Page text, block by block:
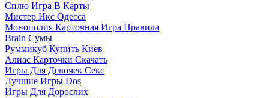
Сплю Игра В Карты
Мистер Икс Одесса
Монополия Карточная Игра Правила
Brain Сумы
Руммикуб Купить Киев
Алиас Карточки Скачать
Игры Для Девочек Секс
Лучшие Игры Dos
Игры Для Дорослих